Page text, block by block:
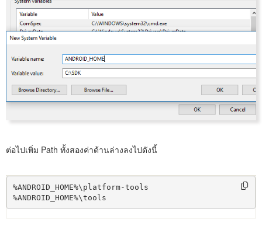
ต่อไปเพิ่ม Path ทั้งสองค่าด้านล่างลงไปดังนี้
%ANDROID_HOME%\platform-tools
%ANDROID_HOME%\tools